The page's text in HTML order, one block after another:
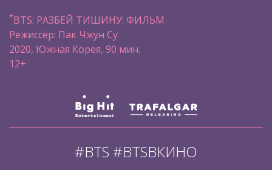
*BTS: РАЗБЕЙ ТИШИНУ: ФИЛЬМ
Режиссёр: Пак Чжун Су
2020, Южная Корея, 90 мин.
12+
#BTS #BTSВКИНО